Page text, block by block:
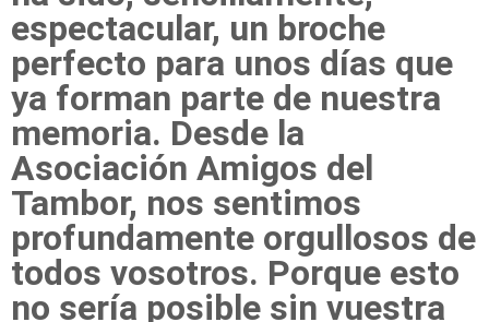
espectacular, un broche
perfecto para unos días que
ya forman parte de nuestra
memoria. Desde la
Asociación Amigos del
Tambor, nos sentimos
profundamente orgullosos de
todos vosotros. Porque esto
no sería posible sin vuestra